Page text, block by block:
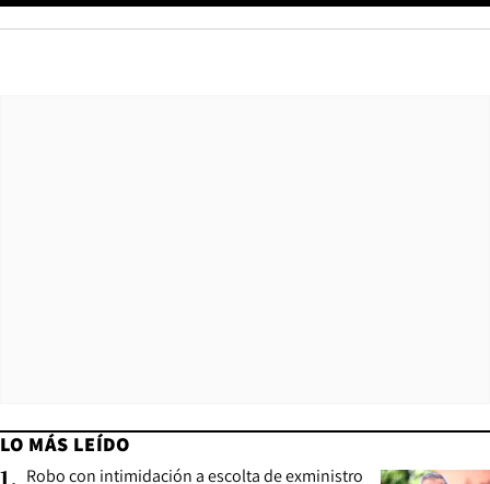
LO MÁS LEÍDO
Robo con intimidación a escolta de exministro